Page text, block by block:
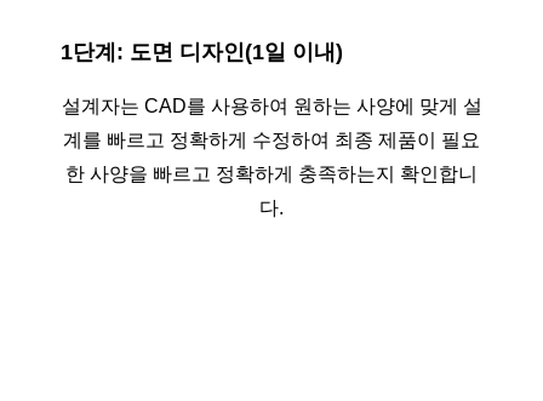
1단계: 도면 디자인(1일 이내)
설계자는 CAD를 사용하여 원하는 사양에 맞게 설
계를 빠르고 정확하게 수정하여 최종 제품이 필요
한 사양을 빠르고 정확하게 충족하는지 확인합니
다.